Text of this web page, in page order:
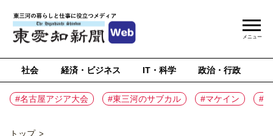
社会 経済・ビジネス IT・科学 政治・行政
#名古屋アジア大会 #東三河のサブカル #マケイン #
メニュー
トップ